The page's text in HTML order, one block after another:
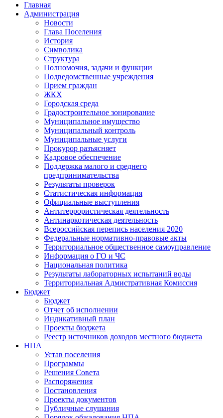
Главная
Администрация
Новости
Глава Поселения
История
Символика
Структура
Полномочия, задачи и функции
Подведомственные учреждения
Прием граждан
ЖКХ
Городская среда
Градостроительное зонирование
Муниципальное имущество
Муниципальный контроль
Муниципальные услуги
Прокурор разъясняет
Кадровое обеспечение
Поддержка малого и среднего
предпринимательства
Результаты проверок
Статистическая информация
Официальные выступления
Антитеррористическая деятельность
Антинаркотическая деятельность
Всероссийская перепись населения 2020
Федеральные нормативно-правовые акты
Территориальное общественное самоуправление
Информация о ГО и ЧС
Национальная политика
Результаты лабораторных испытаний воды
Территориальная Адмистративная Комиссия
Бюджет
Бюджет
Отчет об исполнении
Индикативный план
Проекты бюджета
Реестр источников доходов местного бюджета
НПА
Устав поселения
Программы
Решения Совета
Распоряжения
Постановления
Проекты документов
Публичные слушания